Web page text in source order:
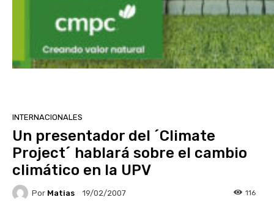
INTERNACIONALES
Un presentador del ´Climate
Project´ hablará sobre el cambio
climático en la UPV
Por Matias 19/02/2007 116